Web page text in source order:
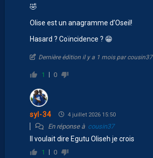
🤣
Olise est un anagramme d’Oseil!
Hasard ? Coïncidence ? 😁
Dernière édition il y a 1 mois par cousin37
1 0
syl-34 4 juillet 2026 15:50
En réponse à cousin37
Il voulait dire Egutu Oliseh je crois
1 0